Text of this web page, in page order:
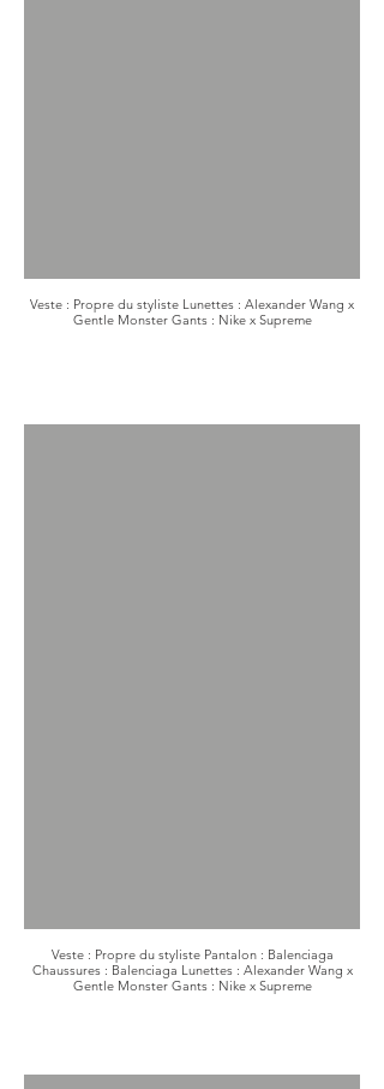
Veste : Propre du styliste Lunettes : Alexander Wang x
Gentle Monster Gants : Nike x Supreme
Veste : Propre du styliste Pantalon : Balenciaga
Chaussures : Balenciaga Lunettes : Alexander Wang x
Gentle Monster Gants : Nike x Supreme